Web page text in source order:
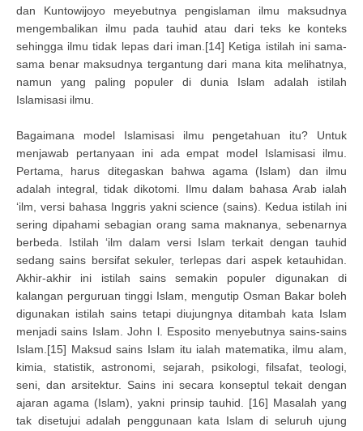
dan Kuntowijoyo meyebutnya pengislaman ilmu maksudnya
mengembalikan ilmu pada tauhid atau dari teks ke konteks
sehingga ilmu tidak lepas dari iman.[14] Ketiga istilah ini sama-
sama benar maksudnya tergantung dari mana kita melihatnya,
namun yang paling populer di dunia Islam adalah istilah
Islamisasi ilmu.
Bagaimana model Islamisasi ilmu pengetahuan itu? Untuk
menjawab pertanyaan ini ada empat model Islamisasi ilmu.
Pertama, harus ditegaskan bahwa agama (Islam) dan ilmu
adalah integral, tidak dikotomi. Ilmu dalam bahasa Arab ialah
‘ilm, versi bahasa Inggris yakni science (sains). Kedua istilah ini
sering dipahami sebagian orang sama maknanya, sebenarnya
berbeda. Istilah ‘ilm dalam versi Islam terkait dengan tauhid
sedang sains bersifat sekuler, terlepas dari aspek ketauhidan.
Akhir-akhir ini istilah sains semakin populer digunakan di
kalangan perguruan tinggi Islam, mengutip Osman Bakar boleh
digunakan istilah sains tetapi diujungnya ditambah kata Islam
menjadi sains Islam. John l. Esposito menyebutnya sains-sains
Islam.[15] Maksud sains Islam itu ialah matematika, ilmu alam,
kimia, statistik, astronomi, sejarah, psikologi, filsafat, teologi,
seni, dan arsitektur. Sains ini secara konseptul tekait dengan
ajaran agama (Islam), yakni prinsip tauhid. [16] Masalah yang
tak disetujui adalah penggunaan kata Islam di seluruh ujung